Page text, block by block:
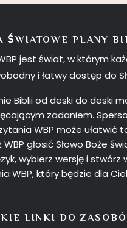
ŚWIATOWE PLANY
jest świat, w którym
i łatwy dostęp do
Biblii od deski do deski
zadaniem.
WBP może ułatwić
WBP głosić Słowo Boże
wybierz wersję i stwórz
WBP, który będzie dla
LINKI DO